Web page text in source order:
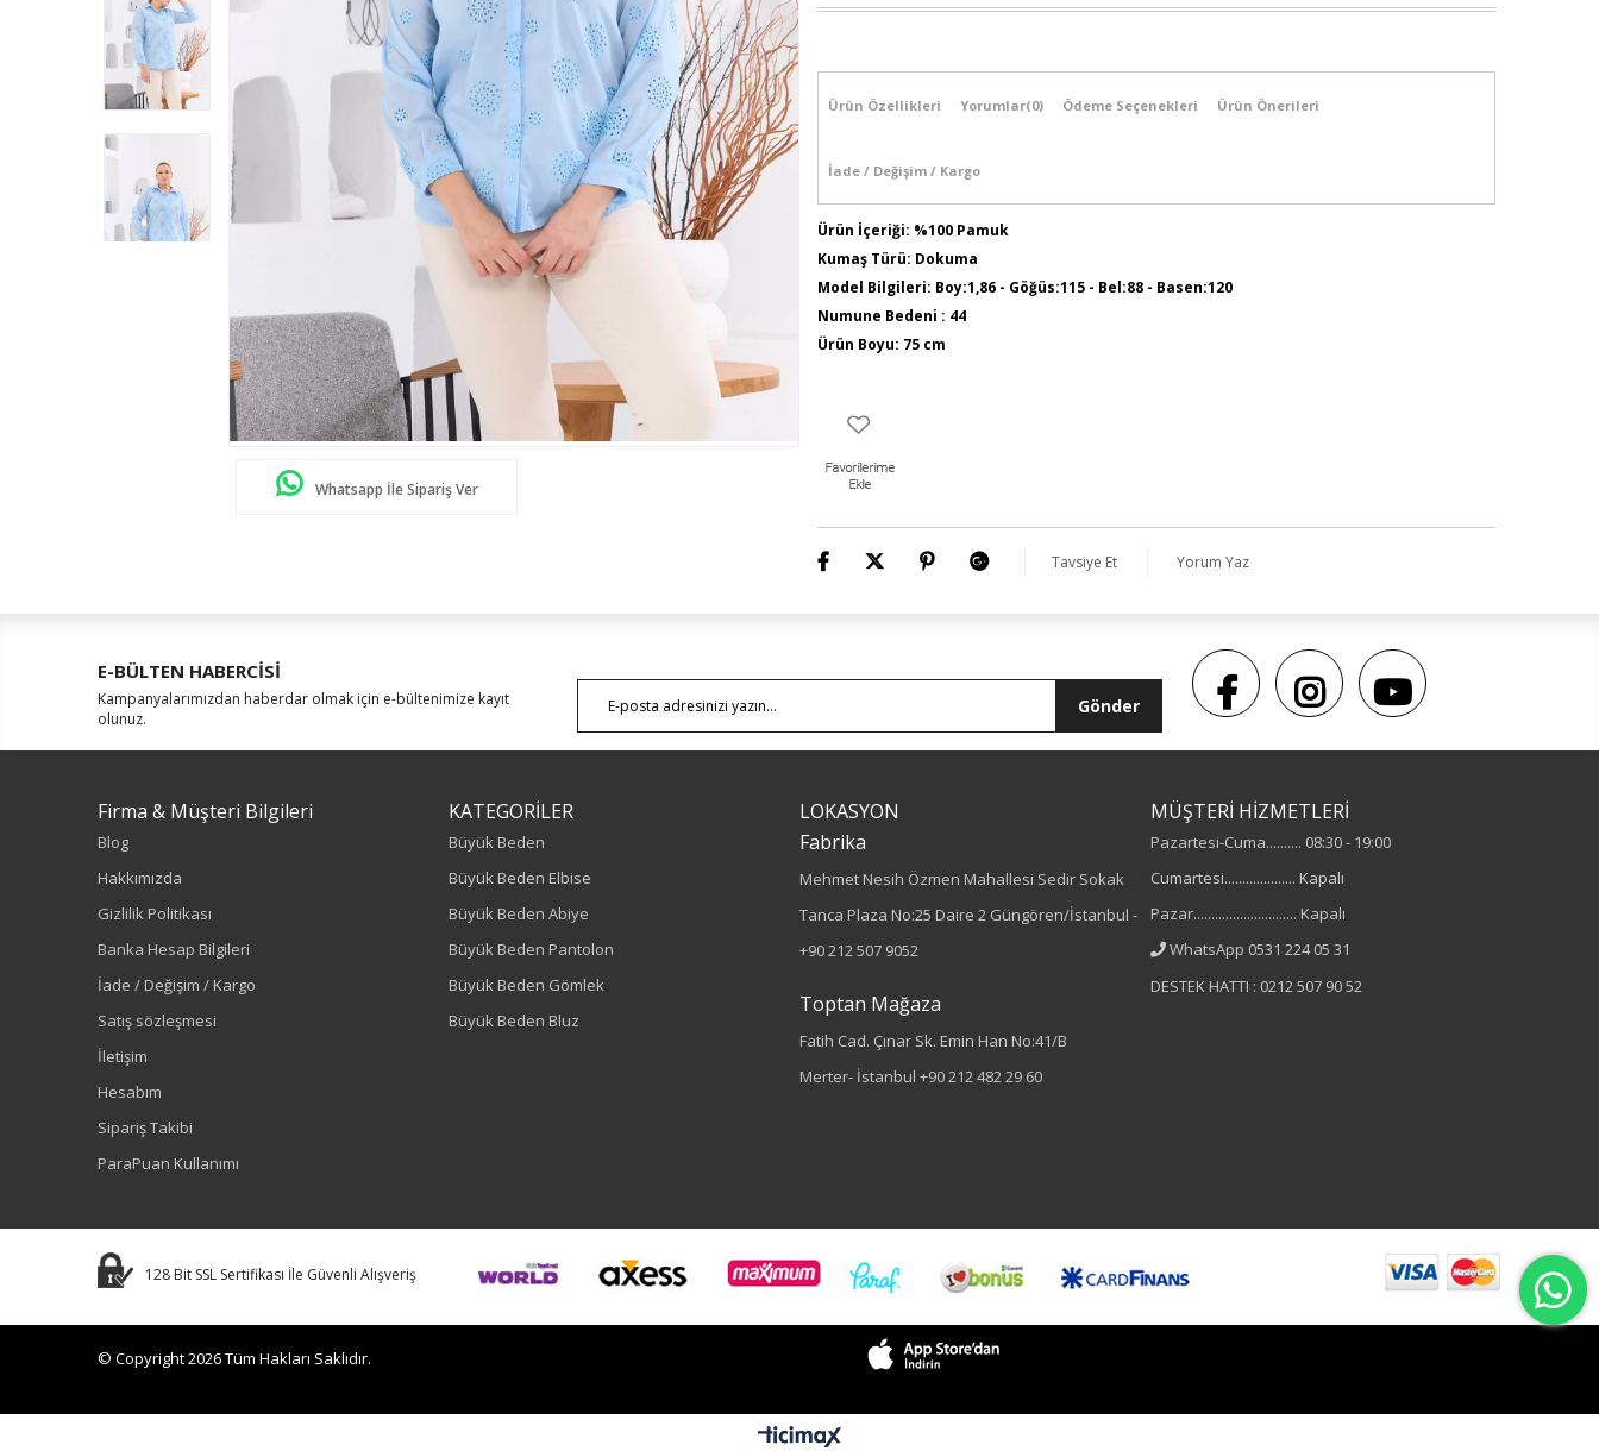
Whatsapp İle Sipariş Ver
Ürün Özellikleri Yorumlar(0) Ödeme Seçenekleri Ürün Önerileri
İade / Değişim / Kargo
Ürün İçeriği: %100 Pamuk
Kumaş Türü: Dokuma
Model Bilgileri: Boy:1,86 - Göğüs:115 - Bel:88 - Basen:120
Numune Bedeni : 44
Ürün Boyu: 75 cm
Sezon : YAZLIK
Renk
Sezon
Tavsiye Et Yorum Yaz
E-BÜLTEN HABERCİSİ
Kampanyalarımızdan haberdar olmak için e-bültenimize kayıt
olunuz.
Gönder
Firma & Müşteri Bilgileri
Blog
Hakkımızda
Gizlilik Politikası
Banka Hesap Bilgileri
İade / Değişim / Kargo
Satış sözleşmesi
İletişim
Hesabım
Sipariş Takibi
ParaPuan Kullanımı
KATEGORİLER
Büyük Beden
Büyük Beden Elbise
Büyük Beden Abiye
Büyük Beden Pantolon
Büyük Beden Gömlek
Büyük Beden Bluz
LOKASYON
Fabrika
Mehmet Nesih Özmen Mahallesi Sedir Sokak
Tanca Plaza No:25 Daire 2 Güngören/İstanbul -
+90 212 507 9052
Toptan Mağaza
Fatih Cad. Çınar Sk. Emin Han No:41/B
Merter- İstanbul +90 212 482 29 60
MÜŞTERİ HİZMETLERİ
Pazartesi-Cuma.......... 08:30 - 19:00
Cumartesi.................... Kapalı
Pazar............................. Kapalı
WhatsApp 0531 224 05 31
DESTEK HATTI : 0212 507 90 52
128 Bit SSL Sertifikası İle Güvenli Alışveriş
© Copyright 2026 Tüm Hakları Saklıdır.